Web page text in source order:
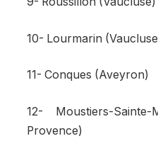
10- Lourmarin
11- Conques (Aveyron)
12- Moustiers-Sainte-
Provence)